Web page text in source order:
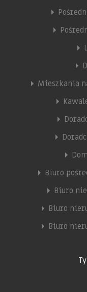
Mieszkania
Biuro
Biuro
Biuro
Biuro